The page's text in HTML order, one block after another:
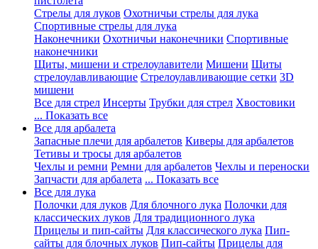
Стрелы для луков Охотничьи стрелы для лука
Спортивные стрелы для лука
Наконечники Охотничьи наконечники Спортивные
наконечники
Щиты, мишени и стрелоулавители Мишени Щиты
стрелоулавливающие Стрелоулавливающие сетки 3D
мишени
Все для стрел Инсерты Трубки для стрел Хвостовики
... Показать все
Все для арбалета
Запасные плечи для арбалетов Киверы для арбалетов
Тетивы и тросы для арбалетов
Чехлы и ремни Ремни для арбалетов Чехлы и переноски
Запчасти для арбалета ... Показать все
Все для лука
Полочки для луков Для блочного лука Полочки для
классических луков Для традиционного лука
Прицелы и пип-сайты Для классического лука Пип-
сайты для блочных луков Пип-сайты Прицелы для